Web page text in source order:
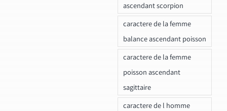
ascendant scorpion
caractere de la femme
balance ascendant poisson
caractere de la femme
poisson ascendant
sagittaire
caractere de l homme